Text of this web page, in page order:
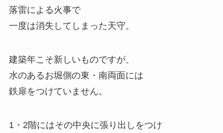
落雷による火事で
一度は消失してしまった天守。
建築年こそ新しいものですが、
水のあるお堀側の東・南両面には
鉄扉をつけていません。
1・2階にはその中央に張り出しをつけ